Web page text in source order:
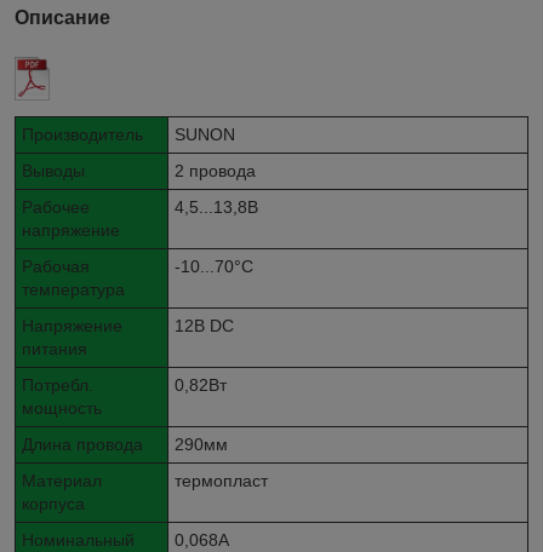
Описание
Производитель
SUNON
Выводы
2 провода
Рабочее
напряжение
4,5...13,8В
Рабочая
температура
-10...70°C
Напряжение
питания
12В DC
Потребл.
мощность
0,82Вт
Длина провода
290мм
Материал
корпуса
термопласт
Номинальный
0,068А